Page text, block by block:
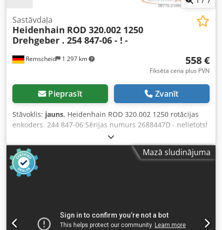
Remscheid 1 297 km
Sastāvdaļa
Heidenhain ROD 320.002 1250
Drehgeber . 254 847-06 - ! -
558 €
Fiksēta cena plus PVN
Pieprasīt Zvanīt
Stāvoklis: jauns, Heidenhain ROD 320.002 1250 rotācijas
enkoders. 244 847-06 Sērijas numurs 2688447D - nelietots!
Mazā sludinājuma